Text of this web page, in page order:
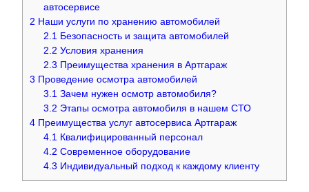
автосервисе
2 Наши услуги по хранению автомобилей
2.1
Безопасность и защита автомобилей
2.2 Условия хранения
2.3 Преимущества хранения в Артгараж
3 Проведение осмотра автомобилей
3.1 Зачем нужен осмотр автомобиля?
3.2 Этапы осмотра автомобиля в нашем СТО
4 Преимущества услуг автосервиса Артгараж
4.1
Квалифицированный персонал
4.2 Современное оборудование
4.3 Индивидуальный подход к каждому клиенту